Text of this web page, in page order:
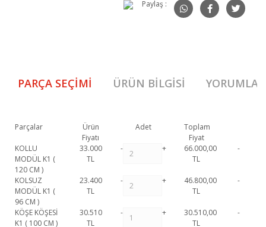
Paylaş :
PARÇA SEÇIMI ÜRÜN BILGISI YORUMLAR
Parçalar
Ürün
Fiyatı
Adet
Toplam
Fiyat
KOLLU
MODÜL K1 (
120 CM )
33.000
TL
- +
66.000,00
TL
-
KOLSUZ
MODÜL K1 (
96 CM )
23.400
TL
- +
46.800,00
TL
-
KÖŞE KÖŞESİ
K1 ( 100 CM )
30.510
TL
- +
30.510,00
TL
-